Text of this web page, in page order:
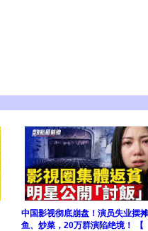
中国影视彻底崩盘！演员失业摆
鱼、炒菜，20万群演陷绝境！ 【